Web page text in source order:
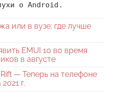
о Android.
или в вузе: где лучше
EMUI 10 во время
в августе
— Теперь на телефоне
г.